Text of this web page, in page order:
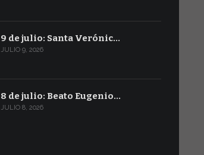
9 de julio: Santa Verónic…
JULIO 9, 2026
8 de julio: Beato Eugenio…
JULIO 8, 2026